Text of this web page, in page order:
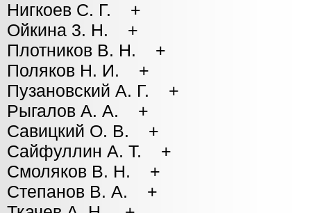
Нигкоев С. Г. +
Ойкина 3. Н. +
Плотников В. Н. +
Поляков Н. И. +
Пузановский А. Г. +
Рыгалов А. А. +
Савицкий О. В. +
Сайфуллин А. Т. +
Смоляков В. Н. +
Степанов В. А. +